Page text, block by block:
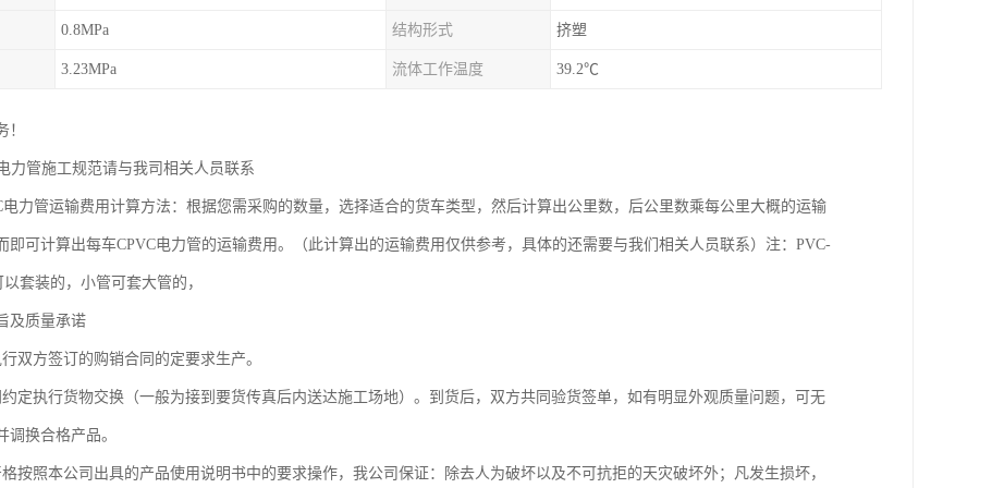
0.8MPa 结构形式 挤塑
3.23MPa 流体工作温度 39.2℃
！
力管施工规范请与我司相关人员联系
电力管运输费用计算方法：根据您需采购的数量，选择适合的货车类型，然后计算出公里数，后公里数乘每公里大概的运输
即可计算出每车CPVC电力管的运输费用。（此计算出的运输费用仅供参考，具体的还需要与我们相关人员联系）注：PVC-
套装的，小管可套大管的，
及质量承诺
双方签订的购销合同的定要求生产。
定执行货物交换（一般为接到要货传真后内送达施工场地）。到货后，双方共同验货签单，如有明显外观质量问题，可无
调换合格产品。
按照本公司出具的产品使用说明书中的要求操作，我公司保证：除去人为破坏以及不可抗拒的天灾破坏外；凡发生损坏，